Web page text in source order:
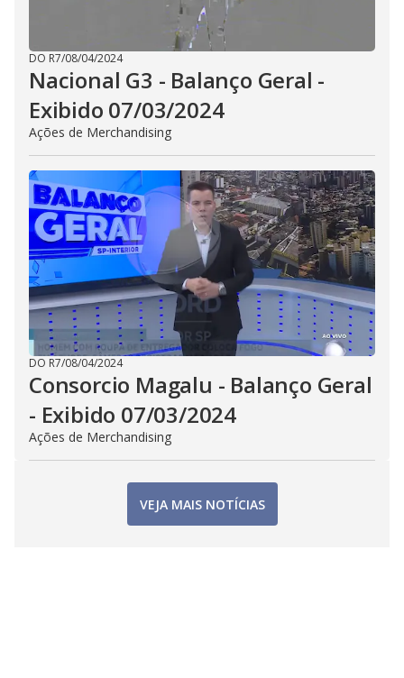
DO R7/08/04/2024
Nacional G3 - Balanço Geral -
Exibido 07/03/2024
Ações de Merchandising
DO R7/08/04/2024
Consorcio Magalu - Balanço Geral
- Exibido 07/03/2024
Ações de Merchandising
VEJA MAIS NOTÍCIAS